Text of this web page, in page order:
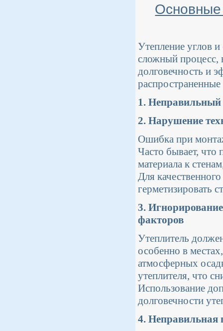
Основные
Утепление углов
сложный процесс,
долговечность и
1. Неправильный
2. Нарушение
Ошибка при
Часто бывает, что
материала к
Для
герметизировать
3.
факторов
Утеплитель
особенно в
атмосферных
утеплителя, что
Использование
долговечности
4. Неправильная